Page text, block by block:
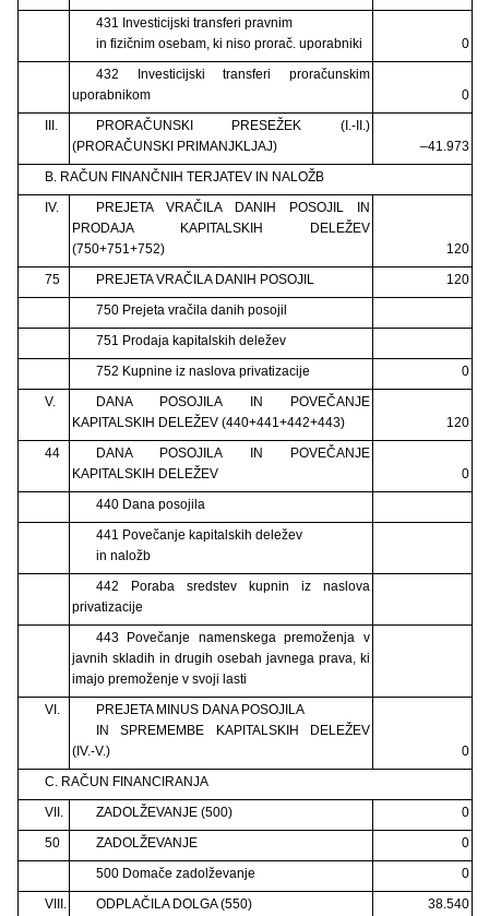
431 Investicijski transferi pravnim
in fizičnim osebam, ki niso prorač. uporabniki
0
432 Investicijski transferi proračunskim
uporabnikom
0
III.
PRORAČUNSKI PRESEŽEK (I.-II.)
(PRORAČUNSKI PRIMANJKLJAJ)
–41.973
B. RAČUN FINANČNIH TERJATEV IN NALOŽB
IV.
PREJETA VRAČILA DANIH POSOJIL IN
PRODAJA KAPITALSKIH DELEŽEV
(750+751+752)
120
75
PREJETA VRAČILA DANIH POSOJIL
120
750 Prejeta vračila danih posojil
751 Prodaja kapitalskih deležev
752 Kupnine iz naslova privatizacije
0
V.
DANA POSOJILA IN POVEČANJE
KAPITALSKIH DELEŽEV (440+441+442+443)
120
44
DANA POSOJILA IN POVEČANJE
KAPITALSKIH DELEŽEV
0
440 Dana posojila
441 Povečanje kapitalskih deležev
in naložb
442 Poraba sredstev kupnin iz naslova
privatizacije
443 Povečanje namenskega premoženja v
javnih skladih in drugih osebah javnega prava, ki
imajo premoženje v svoji lasti
VI.
PREJETA MINUS DANA POSOJILA
IN SPREMEMBE KAPITALSKIH DELEŽEV
(IV.-V.)
0
C. RAČUN FINANCIRANJA
VII.
ZADOLŽEVANJE (500)
0
50
ZADOLŽEVANJE
0
500 Domače zadolževanje
0
VIII.
ODPLAČILA DOLGA (550)
38.540